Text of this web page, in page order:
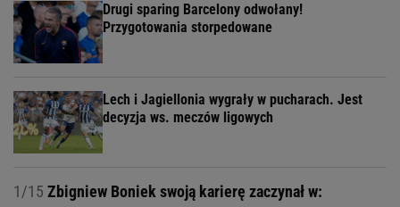
Drugi sparing Barcelony odwołany!
Przygotowania storpedowane
Lech i Jagiellonia wygrały w pucharach. Jest
decyzja ws. meczów ligowych
1/15 Zbigniew Boniek swoją karierę zaczynał w: